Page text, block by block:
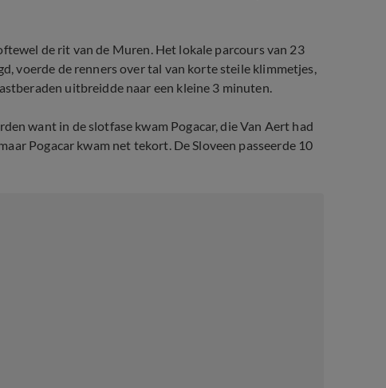
de rit van de Muren. Het lokale parcours van 23
voerde de renners over tal van korte steile klimmetjes,
uitbreidde naar een kleine 3 minuten.
want in de slotfase kwam Pogacar, die Van Aert had
Pogacar kwam net tekort. De Sloveen passeerde 10